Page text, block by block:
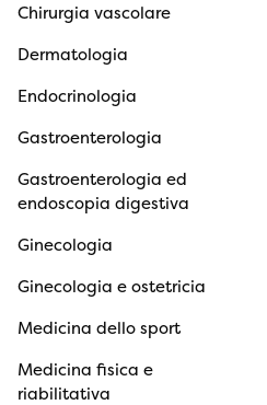
Chirurgia vascolare
Dermatologia
Endocrinologia
Gastroenterologia
Gastroenterologia ed
endoscopia digestiva
Ginecologia
Ginecologia e ostetricia
Medicina dello sport
Medicina fisica e
riabilitativa